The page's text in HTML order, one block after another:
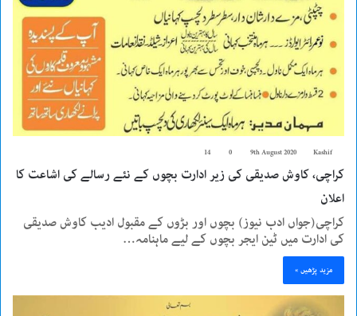
Kashif
9th August 2020
0
14
کراچی، کاوش صدیقی کی زیر ادارت بچوں کے نئے رسالے کی اشاعت کا
اعلان
کراچی(جواں ادب نیوز) بچوں اور بڑوں کے مقبول ادیب کاوش صدیقی
کی ادارت میں ٹین ایجر بچوں کے لیے ماہنامہ…
مزید پڑھیں »